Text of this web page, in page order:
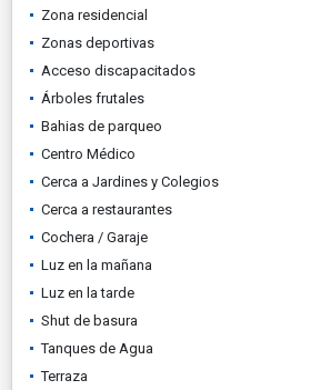
Zona residencial
Zonas deportivas
Acceso discapacitados
Árboles frutales
Bahias de parqueo
Centro Médico
Cerca a Jardines y Colegios
Cerca a restaurantes
Cochera / Garaje
Luz en la mañana
Luz en la tarde
Shut de basura
Tanques de Agua
Terraza